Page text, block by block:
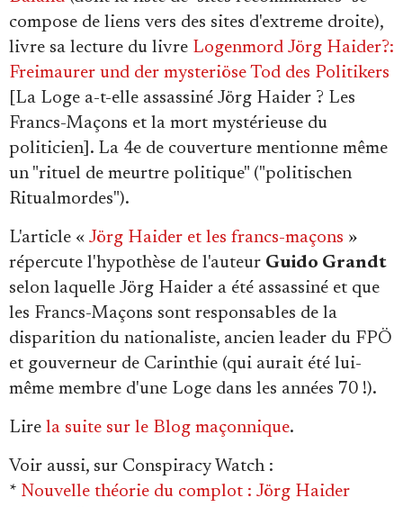
Se connecter
compose de liens vers des sites d'extreme droite),
livre sa lecture du livre Logenmord Jörg Haider?:
Freimaurer und der mysteriöse Tod des Politikers
[La Loge a-t-elle assassiné Jörg Haider ? Les
Francs-Maçons et la mort mystérieuse du
politicien]. La 4e de couverture mentionne même
un "rituel de meurtre politique" ("politischen
Ritualmordes").
L'article « Jörg Haider et les francs-maçons »
répercute l'hypothèse de l'auteur Guido Grandt
selon laquelle Jörg Haider a été assassiné et que
les Francs-Maçons sont responsables de la
disparition du nationaliste, ancien leader du FPÖ
et gouverneur de Carinthie (qui aurait été lui-
même membre d'une Loge dans les années 70 !).
Lire la suite sur le Blog maçonnique.
Voir aussi, sur Conspiracy Watch:
* Nouvelle théorie du complot : Jörg Haider